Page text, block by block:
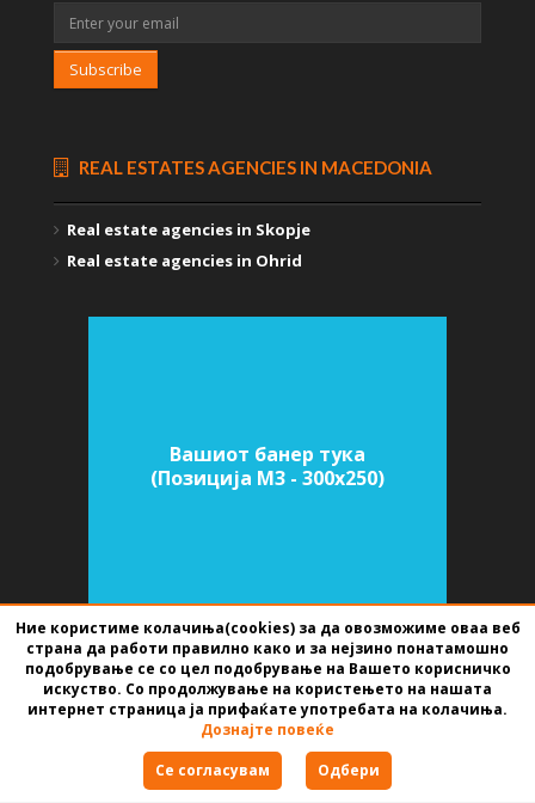
Subscribe
REAL ESTATES AGENCIES IN MACEDONIA
Real estate agencies in Skopje
Real estate agencies in Ohrid
Вашиот банер тука
(Позиција M3 - 300х250)
SOFTWARE FOR REAL ESTATE AGENCIES
BEST NET STUDIO
2026
Terms of use
Ние користиме колачиња(cookies) за да овозможиме оваа веб
страна да работи правилно како и за нејзино понатамошно
подобрување се со цел подобрување на Вашето корисничко
искуство. Со продолжување на користењето на нашата
интернет страница ја прифаќате употребата на колачиња.
Дознајте повеќе
Се согласувам
Одбери